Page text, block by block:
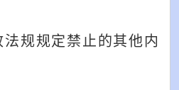
法规规定禁止的其他内